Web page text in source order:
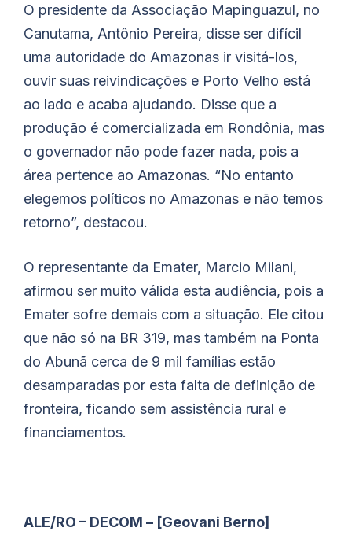
O presidente da Associação Mapinguazul, no
Canutama, Antônio Pereira, disse ser difícil
uma autoridade do Amazonas ir visitá-los,
ouvir suas reivindicações e Porto Velho está
ao lado e acaba ajudando. Disse que a
produção é comercializada em Rondônia, mas
o governador não pode fazer nada, pois a
área pertence ao Amazonas. “No entanto
elegemos políticos no Amazonas e não temos
retorno”, destacou.
O representante da Emater, Marcio Milani,
afirmou ser muito válida esta audiência, pois a
Emater sofre demais com a situação. Ele citou
que não só na BR 319, mas também na Ponta
do Abunã cerca de 9 mil famílias estão
desamparadas por esta falta de definição de
fronteira, ficando sem assistência rural e
financiamentos.
ALE/RO – DECOM – [Geovani Berno]